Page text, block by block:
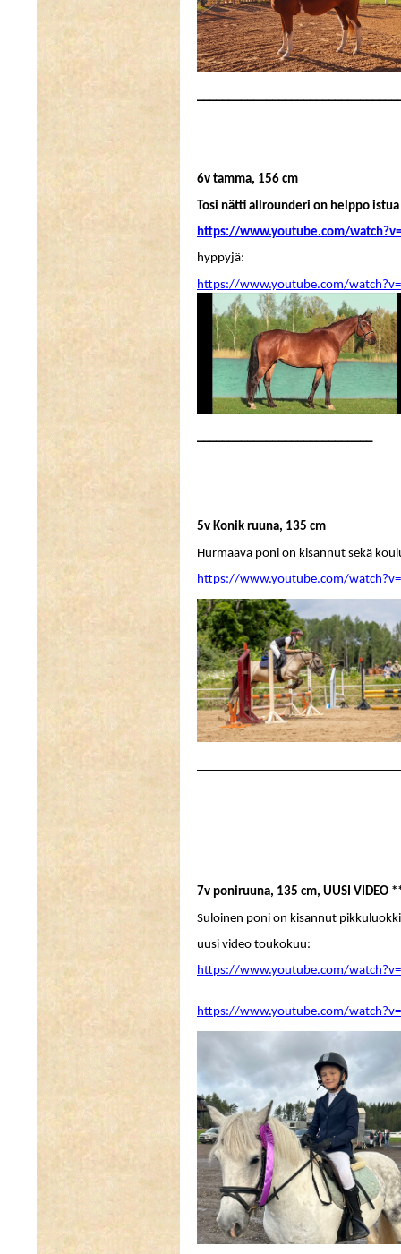
6v tamma, 156 cm
Tosi nätti allrounderi on helppo
https://www.youtube.com/
hyppyjä:
https://www.youtube.com/
5v Konik ruuna, 135 cm
Hurmaava poni on kisannut sekä
https://www.youtube.com/
7v poniruuna, 135 cm, UUSI VIDEO
Suloinen poni on kisannut
uusi video toukokuu:
https://www.youtube.com/
https://www.youtube.com/